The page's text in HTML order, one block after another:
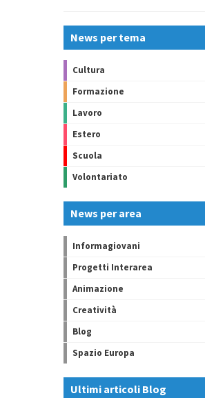
News per tema
Cultura
Formazione
Lavoro
Estero
Scuola
Volontariato
News per area
Informagiovani
Progetti Interarea
Animazione
Creatività
Blog
Spazio Europa
Ultimi articoli Blog